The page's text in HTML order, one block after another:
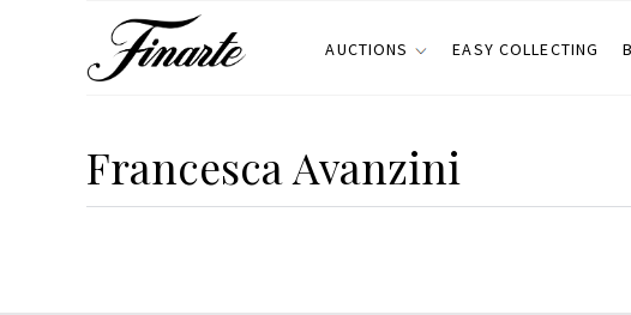
AUCTIONS EASY COLLECTING
Francesca Avanzini